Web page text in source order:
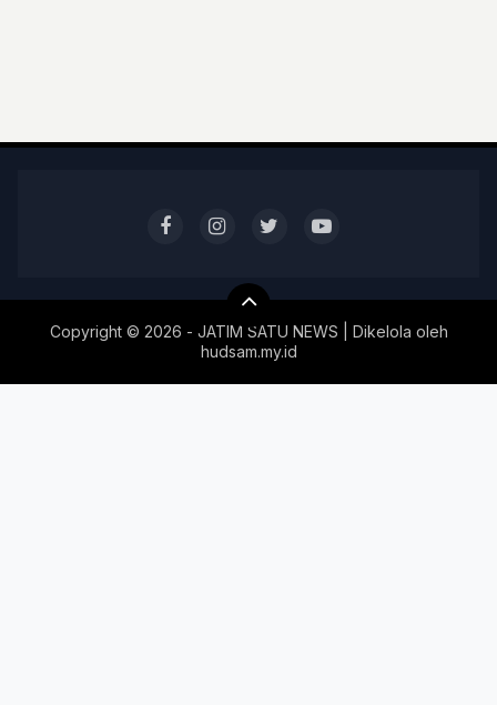
Copyright © 2026 - JATIM SATU NEWS | Dikelola oleh
hudsam.my.id